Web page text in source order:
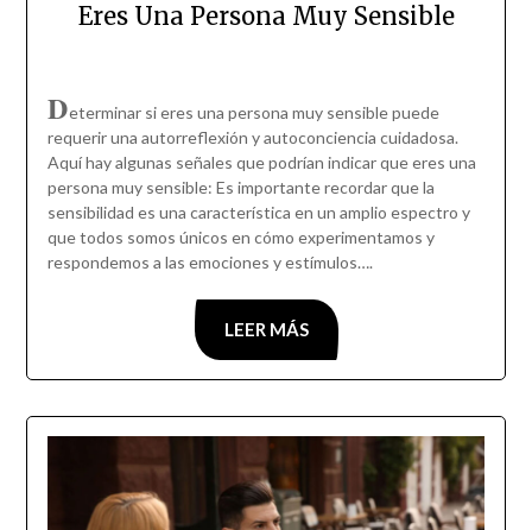
Eres Una Persona Muy Sensible
Determinar si eres una persona muy sensible puede
requerir una autorreflexión y autoconciencia cuidadosa.
Aquí hay algunas señales que podrían indicar que eres una
persona muy sensible: Es importante recordar que la
sensibilidad es una característica en un amplio espectro y
que todos somos únicos en cómo experimentamos y
respondemos a las emociones y estímulos….
LEER MÁS